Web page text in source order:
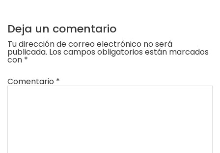
Deja un comentario
Tu dirección de correo electrónico no será
publicada. Los campos obligatorios están marcados
con *
Comentario *